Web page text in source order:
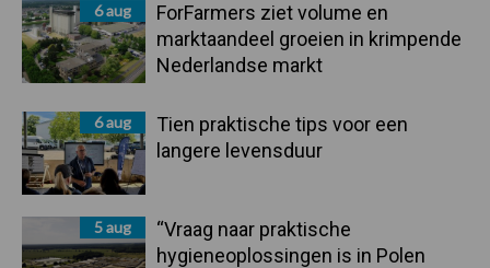
6 aug
ForFarmers ziet volume en
marktaandeel groeien in krimpende
Nederlandse markt
6 aug
Tien praktische tips voor een
langere levensduur
5 aug
“Vraag naar praktische
hygieneoplossingen is in Polen